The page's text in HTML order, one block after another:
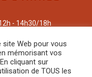
- 14h30/18h
Web pour vous
mémorisant vos
cliquant sur
de TOUS les